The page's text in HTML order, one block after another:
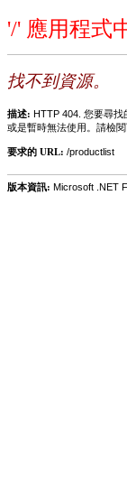
'/' 應用程式
找不到資源。
描述: HTTP 404. 您要尋找
或是暫時無法使用。請檢
要求的 URL: /productlist
版本資訊: Microsoft .NET